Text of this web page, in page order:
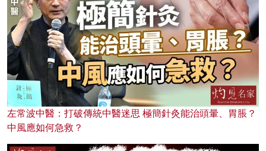
左常波中醫：打破傳統中醫迷思 極簡針灸能治頭暈、胃脹？
中風應如何急救？